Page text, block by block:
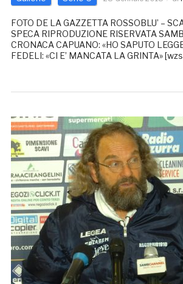
FOTO DE LA GAZZETTA ROSSOBLU’ –
SPECA RIPRODUZIONE RISERVATA
CRONACA CAPUANO: «HO SAPUTO
FEDELI: «CI E’ MANCATA LA GRINTA»